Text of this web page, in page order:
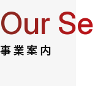
事業案内
Our